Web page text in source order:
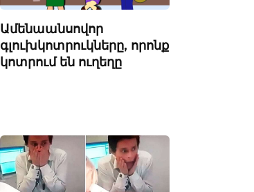
Ամենաանսովոր
գլուխկոտրուկները, որոնք
կոտրում են ուղեղը